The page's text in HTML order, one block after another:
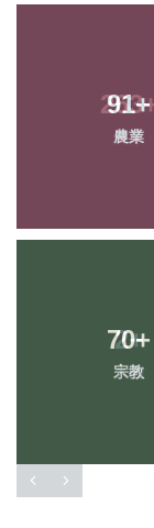
91+
農業
70+
宗教